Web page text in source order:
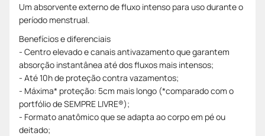
Um absorvente externo de fluxo intenso para uso durante o
período menstrual.
Benefícios e diferenciais
- Centro elevado e canais antivazamento que garantem
absorção instantânea até dos fluxos mais intensos;
- Até 10h de proteção contra vazamentos;
- Máxima* proteção: 5cm mais longo (*comparado com o
portfólio de SEMPRE LIVRE®);
- Formato anatômico que se adapta ao corpo em pé ou
deitado;